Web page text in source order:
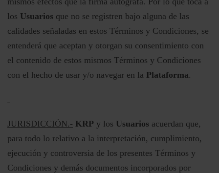
los Usuarios que no se registren bajo alguna de las
calidades señaladas en estos Términos y Condiciones, se
entenderá que aceptan y otorgan su consentimiento con
el contenido de estos mismos Términos y Condiciones
con el hecho de usar y/o navegar en la Plataforma.
JURISDICCIÓN.- KRP y los Usuarios acuerdan que,
para todo lo relativo a la interpretación, cumplimiento,
ejecución y controversia de los presentes Términos y
Condiciones y demás documentos incorporados por